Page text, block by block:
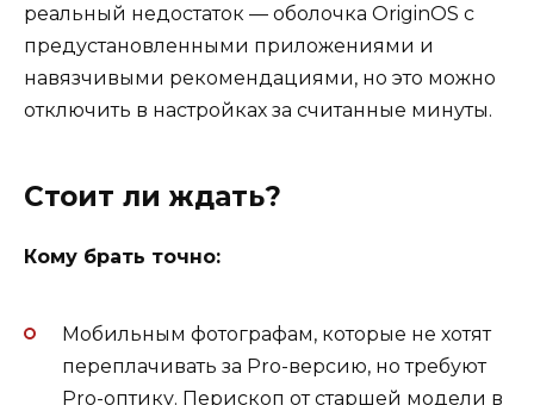
реальный недостаток — оболочка OriginOS с
предустановленными приложениями и
навязчивыми рекомендациями, но это можно
отключить в настройках за считанные минуты.
Стоит ли ждать?
Кому брать точно:
Мобильным фотографам, которые не хотят
переплачивать за Pro-версию, но требуют
Pro-оптику. Перископ от старшей модели в